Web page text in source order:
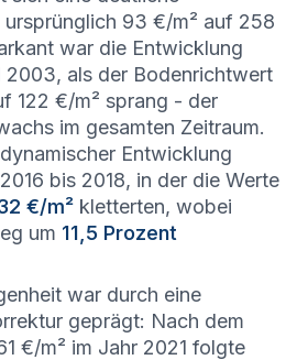
93 €/m² auf 258
war die Entwicklung
als der Bodenrichtwert
122 €/m² sprang - der
im gesamten Zeitraum.
Entwicklung
bis 2018, in der die Werte
€/m² kletterten, wobei
um 11,5 Prozent
war durch eine
geprägt: Nach dem
€/m² im Jahr 2021 folgte